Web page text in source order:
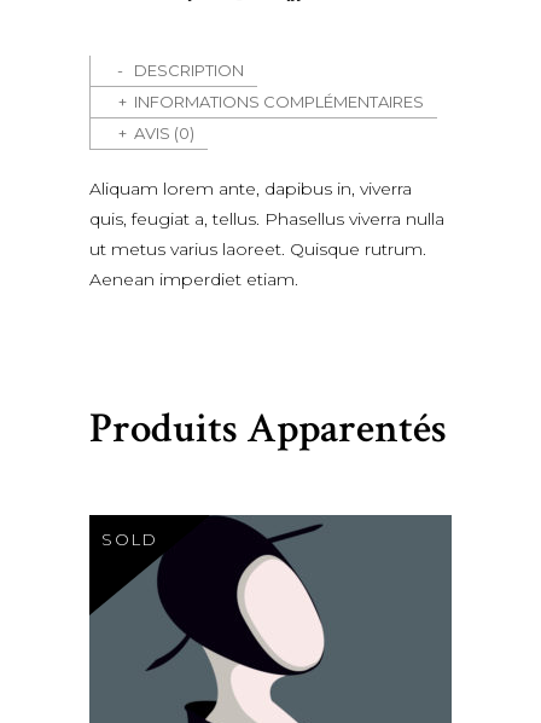
DESCRIPTION
INFORMATIONS COMPLÉMENTAIRES
AVIS (0)
Aliquam lorem ante, dapibus in, viverra
quis, feugiat a, tellus. Phasellus viverra nulla
ut metus varius laoreet. Quisque rutrum.
Aenean imperdiet etiam.
Produits Apparentés
SOLD
$120.00